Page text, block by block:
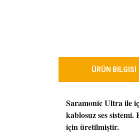
ÜRÜN BİLGİSİ
Saramonic Ultra ile
kablosuz ses
için üretilmiştir.